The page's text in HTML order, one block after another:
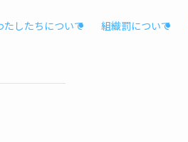
たしたちについて 組織罰について